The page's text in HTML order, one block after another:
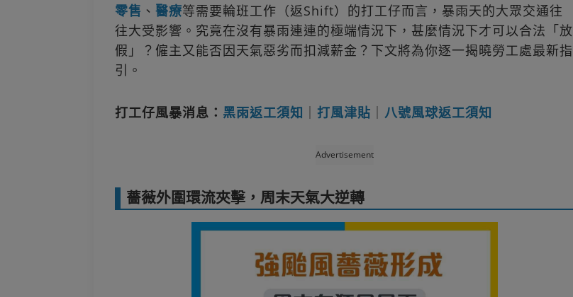
零售 、 醫療等需要輪班工作（返Shift）的打工仔而言，暴雨天的大眾交通往
往大受影響。究竟在沒有暴雨連連的極端情況下，甚麼情況下才可以合法「放
假」？僱主又能否因天氣惡劣而扣減薪金？下文將為你逐一揭曉勞工處最新指
引。
打工仔風暴消息： 黑雨返工須知 打風津貼 八號風球返工須知
Advertisement
薔薇外圍環流夾擊，周末天氣大逆轉